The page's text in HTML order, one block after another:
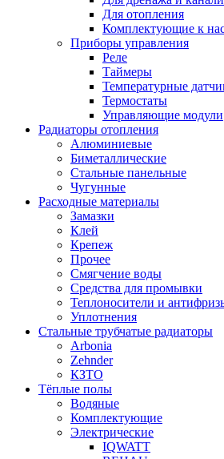
Для отопления
Комплектующие к
Приборы управления
Реле
Таймеры
Температурные
Термостаты
Управляющие модули
Радиаторы отопления
Алюминиевые
Биметаллические
Стальные панельные
Чугунные
Расходные материалы
Замазки
Клей
Крепеж
Прочее
Смягчение воды
Средства для промывки
Теплоносители и
Уплотнения
Стальные трубчатые радиаторы
Arbonia
Zehnder
КЗТО
Тёплые полы
Водяные
Комплектующие
Электрические
IQWATT